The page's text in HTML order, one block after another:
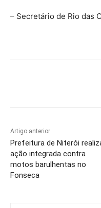
– Secretário de Rio das
Artigo anterior
Prefeitura de Niterói
ação integrada contra
motos barulhentas no
Fonseca